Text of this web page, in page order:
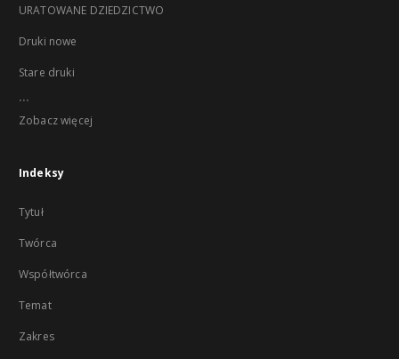
URATOWANE DZIEDZICTWO
Druki nowe
Stare druki
...
Zobacz więcej
Indeksy
Tytuł
Twórca
Współtwórca
Temat
Zakres